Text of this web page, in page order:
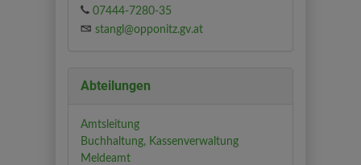
07444-7280-35
stangl@opponitz.gv.at
Abteilungen
Amtsleitung
Buchhaltung, Kassenverwaltung
Meldeamt